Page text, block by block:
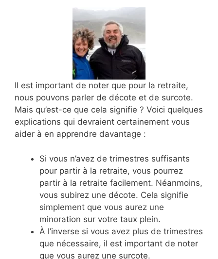
Il est important de noter que pour la retraite,
nous pouvons parler de décote et de surcote.
Mais qu’est-ce que cela signifie ? Voici quelques
explications qui devraient certainement vous
aider à en apprendre davantage :
Si vous n’avez de trimestres suffisants
pour partir à la retraite, vous pourrez
partir à la retraite facilement. Néanmoins,
vous subirez une décote. Cela signifie
simplement que vous aurez une
minoration sur votre taux plein.
À l’inverse si vous avez plus de trimestres
que nécessaire, il est important de noter
que vous aurez une surcote.